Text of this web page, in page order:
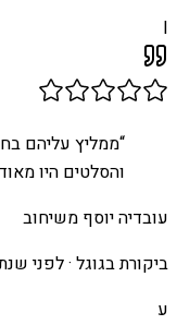
I
“ממליץ עליהם
והסלטים היו
עובדיה יוסף משיחוב
ביקורת בגוגל ·לפני
ע